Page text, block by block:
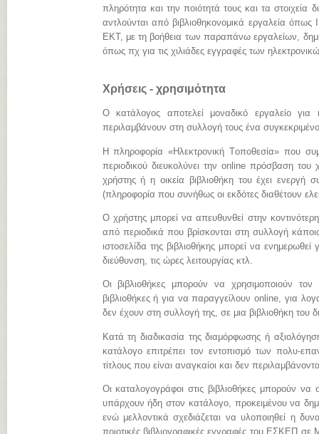
πληρότητα και την ποιότητά τους και τα
αντλούνται από βιβλιοθηκονομικά εργαλεία
ΕΚΤ, με τη βοήθεια των παραπάνω εργαλείων,
όπως πχ για τις χιλιάδες εγγραφές των
Χρήσεις - χρησιμότητα
Ο κατάλογος αποτελεί μοναδικό εργαλείο
περιλαμβάνουν στη συλλογή τους ένα
Η πληροφορία «Hλεκτρονική Tοποθεσία» που
περιοδικού διευκολύνει την online πρόσβαση
χρήστης ή η οικεία βιβλιοθήκη του έχει
(πληροφορία που συνήθως οι εκδότες διαθέτουν
Ο χρήστης μπορεί να απευθυνθεί στην
από περιοδικά που βρίσκονται στη συλλογή
ιστοσελίδα της βιβλιοθήκης μπορεί να
διεύθυνση, τις ώρες λειτουργίας κτλ.
Οι βιβλιοθήκες μπορούν να χρησιμοποιούν
βιβλιοθήκες ή για να παραγγείλουν online, για
δεν έχουν στη συλλογή της, σε μια βιβλιοθήκη του
Κατά τη διαδικασία της διαμόρφωσης ή
κατάλογο επιτρέπει τον εντοπισμό των πολυ-
τίτλους που είναι αναγκαίοι και δεν
Οι καταλογογράφοι στις βιβλιοθήκες μπορούν να
υπάρχουν ήδη στον κατάλογο, προκειμένου να
ενώ μελλοντικά σχεδιάζεται να υλοποιηθεί η
ποιοτικές βιβλιογραφικές εγγραφές του ΕΣΚΕΠ